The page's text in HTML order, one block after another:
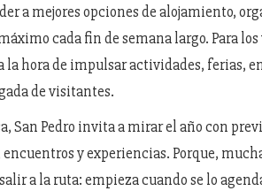
a mejores opciones de alojamiento,
cada fin de semana largo. Para los
hora de impulsar actividades, ferias,
de visitantes.
San Pedro invita a mirar el año con
y experiencias. Porque,
a la ruta: empieza cuando se lo